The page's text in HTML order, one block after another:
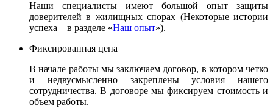
Наши специалисты имеют большой опыт защиты
доверителей в жилищных спорах (Некоторые истории
успеха – в разделе «Наш опыт»).
Фиксированная цена
В начале работы мы заключаем договор, в котором четко
и недвусмысленно закреплены условия нашего
сотрудничества. В договоре мы фиксируем стоимость и
объем работы.